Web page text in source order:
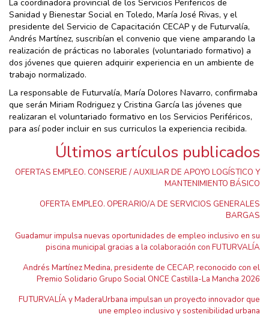
La coordinadora provincial de los Servicios Perifericos de
Sanidad y Bienestar Social en Toledo, María José Rivas, y el
presidente del Servicio de Capacitación CECAP y de Futurvalía,
Andrés Martínez, suscribían el convenio que viene amparando la
realización de prácticas no laborales (voluntariado formativo) a
dos jóvenes que quieren adquirir experiencia en un ambiente de
trabajo normalizado.
La responsable de Futurvalía, María Dolores Navarro, confirmaba
que serán Miriam Rodriguez y Cristina García las jóvenes que
realizaran el voluntariado formativo en los Servicios Periféricos,
para así poder incluir en sus curriculos la experiencia recibida.
Últimos artículos publicados
OFERTAS EMPLEO. CONSERJE / AUXILIAR DE APOYO LOGÍSTICO Y
MANTENIMIENTO BÁSICO
OFERTA EMPLEO. OPERARIO/A DE SERVICIOS GENERALES
BARGAS
Guadamur impulsa nuevas oportunidades de empleo inclusivo en su
piscina municipal gracias a la colaboración con FUTURVALÍA
Andrés Martínez Medina, presidente de CECAP, reconocido con el
Premio Solidario Grupo Social ONCE Castilla-La Mancha 2026
FUTURVALÍA y MaderaUrbana impulsan un proyecto innovador que
une empleo inclusivo y sostenibilidad urbana